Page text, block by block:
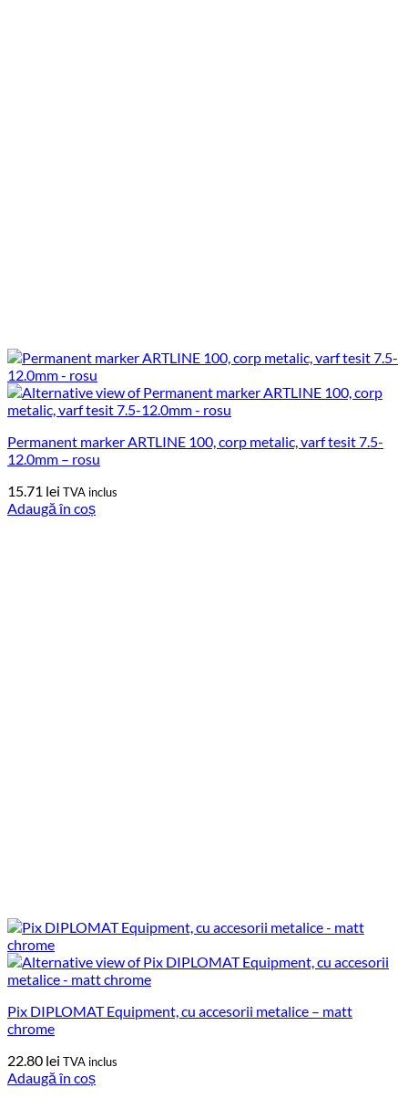
Permanent marker ARTLINE 100, corp metalic, varf tesit 7.5-
12.0mm – rosu
15.71 lei TVA inclus
Adaugă în coș
Pix DIPLOMAT Equipment, cu accesorii metalice – matt
chrome
22.80 lei TVA inclus
Adaugă în coș